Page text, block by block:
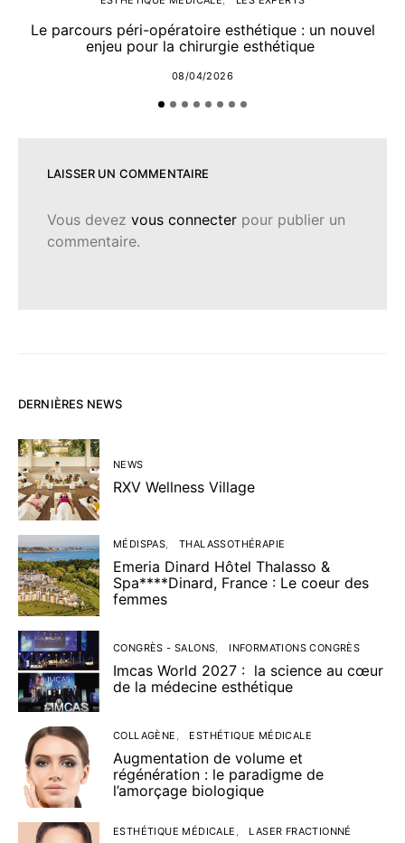
Le parcours péri-opératoire esthétique : un nouvel
enjeu pour la chirurgie esthétique
08/04/2026
LAISSER UN COMMENTAIRE
Vous devez vous connecter pour publier un
commentaire.
DERNIÈRES NEWS
NEWS
RXV Wellness Village
MÉDISPAS THALASSOTHÉRAPIE
Emeria Dinard Hôtel Thalasso &
Spa****Dinard, France : Le coeur des
femmes
CONGRÈS - SALONS INFORMATIONS CONGRÈS
Imcas World 2027 : la science au cœur
de la médecine esthétique
COLLAGÈNE ESTHÉTIQUE MÉDICALE
Augmentation de volume et
régénération : le paradigme de
l’amorçage biologique
ESTHÉTIQUE MÉDICALE LASER FRACTIONNÉ